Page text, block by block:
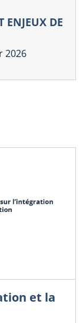
ENJEUX DE
2026
et la